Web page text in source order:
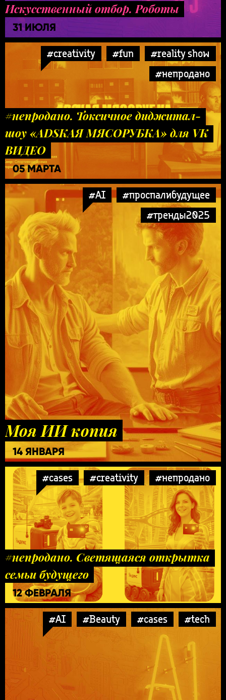
Искусственный отбор. Роботы
31 ИЮЛЯ
#creativity #fun
#reality show
#непродано
#непродано. Токсичное диджитал-
шоу «ADSКАЯ МЯСОРУБКА» для VK
ВИДЕО
05 МАРТА
#AI
#проспалибудущее
#тренды2025
Моя ИИ копия
14 ЯНВАРЯ
#cases #creativity #непродано
#непродано. Светящаяся открытка
семьи будущего
12 ФЕВРАЛЯ
#AI #Beauty #cases #tech